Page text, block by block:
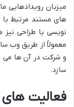
میزبان رویدادهایی
های مستند مرتبط
نویسی یا طراحی
معمولاً از طریق وب
و شرکت در آن ها می
سازد.
فعالیت